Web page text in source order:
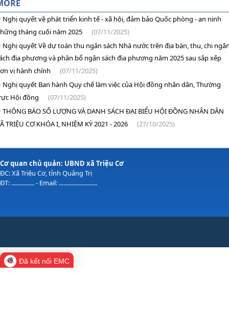
Nghị quyết về phát triển kinh tế - xã hội, đảm bảo Quốc phòng - an ninh
tháng cuối năm 2025
(07/11/2025)
Nghị quyết Về dự toán thu ngân sách Nhà nước trên địa bàn, thu, chi
địa phương và phân bổ ngân sách địa phương năm 2025 sau sắp xếp
vị hành chính
(07/11/2025)
Nghị quyết Ban hành Quy chế làm việc của Hội đồng nhân dân, Thường
Hội đồng
(07/11/2025)
THÔNG BÁO SỐ LƯỢNG VÀ DANH SÁCH ĐẠI BIỂU HỘI ĐỒNG NHÂN DÂN
TRIỆU CƠ KHÓA I, NHIỆM KỲ 2021 - 2026
(27/10/2025)
Cơ quan chủ quản: UBND xã Triệu Cơ
ĐC: Xã Triệu Cơ, tỉnh Quảng Trị
ĐT: ............... - Email: .........................
Đã kết nối EMC